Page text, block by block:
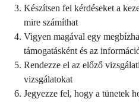
Készítsen fel kérdéseket a
mire számíthat
Vigyen magával egy
támogatásként és az
Rendezze el az előző
vizsgálatokat
Jegyezze fel, hogy a tünetek